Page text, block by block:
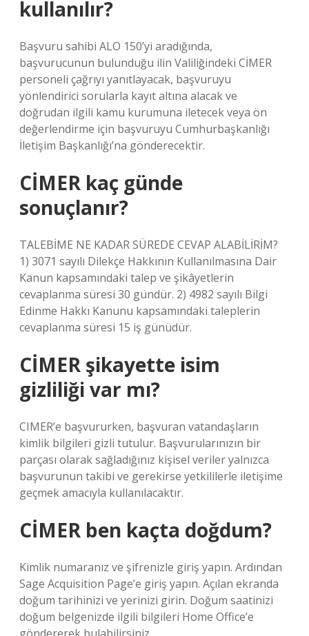
kullanılır?
Başvuru sahibi ALO 150’yi aradığında,
başvurucunun bulunduğu ilin Valiliğindeki CİMER
personeli çağrıyı yanıtlayacak, başvuruyu
yönlendirici sorularla kayıt altına alacak ve
doğrudan ilgili kamu kurumuna iletecek veya ön
değerlendirme için başvuruyu Cumhurbaşkanlığı
İletişim Başkanlığı’na gönderecektir.
CİMER kaç günde
sonuçlanır?
TALEBİME NE KADAR SÜREDE CEVAP ALABİLİRİM?
1) 3071 sayılı Dilekçe Hakkının Kullanılmasına Dair
Kanun kapsamındaki talep ve şikâyetlerin
cevaplanma süresi 30 gündür. 2) 4982 sayılı Bilgi
Edinme Hakkı Kanunu kapsamındaki taleplerin
cevaplanma süresi 15 iş günüdür.
CİMER şikayette isim
gizliliği var mı?
CIMER’e başvururken, başvuran vatandaşların
kimlik bilgileri gizli tutulur. Başvurularınızın bir
parçası olarak sağladığınız kişisel veriler yalnızca
başvurunun takibi ve gerekirse yetkililerle iletişime
geçmek amacıyla kullanılacaktır.
CİMER ben kaçta doğdum?
Kimlik numaranız ve şifrenizle giriş yapın. Ardından
Sage Acquisition Page’e giriş yapın. Açılan ekranda
doğum tarihinizi ve yerinizi girin. Doğum saatinizi
doğum belgenizde ilgili bilgileri Home Office’e